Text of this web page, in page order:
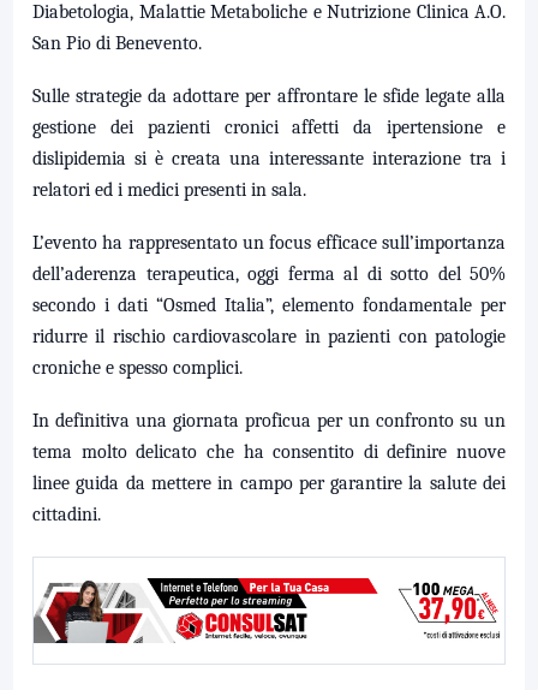
Diabetologia, Malattie Metaboliche e Nutrizione Clinica A.O.
San Pio di Benevento.
Sulle strategie da adottare per affrontare le sfide legate alla
gestione dei pazienti cronici affetti da ipertensione e
dislipidemia si è creata una interessante interazione tra i
relatori ed i medici presenti in sala.
L’evento ha rappresentato un focus efficace sull’importanza
dell’aderenza terapeutica, oggi ferma al di sotto del 50%
secondo i dati “Osmed Italia”, elemento fondamentale per
ridurre il rischio cardiovascolare in pazienti con patologie
croniche e spesso complici.
In definitiva una giornata proficua per un confronto su un
tema molto delicato che ha consentito di definire nuove
linee guida da mettere in campo per garantire la salute dei
cittadini.